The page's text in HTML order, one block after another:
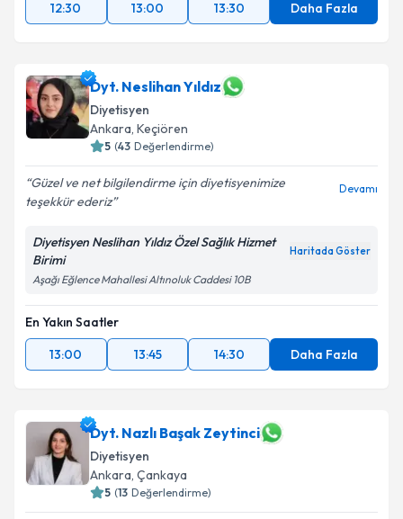
12:30
13:00 13:30 Daha Fazla
Dyt. Neslihan Yıldız
Diyetisyen
Ankara, Keçiören
5 (43 Değerlendirme)
Güzel ve net bilgilendirme için diyetisyenimize
teşekkür ederiz
Devamı
Diyetisyen Neslihan Yıldız Özel Sağlık Hizmet
Birimi
Haritada Göster
Aşağı Eğlence Mahallesi Altınoluk Caddesi 10B
En Yakın Saatler
13:00
13:45 14:30 Daha Fazla
Dyt. Nazlı Başak Zeytinci
Diyetisyen
Ankara, Çankaya
5 (13 Değerlendirme)